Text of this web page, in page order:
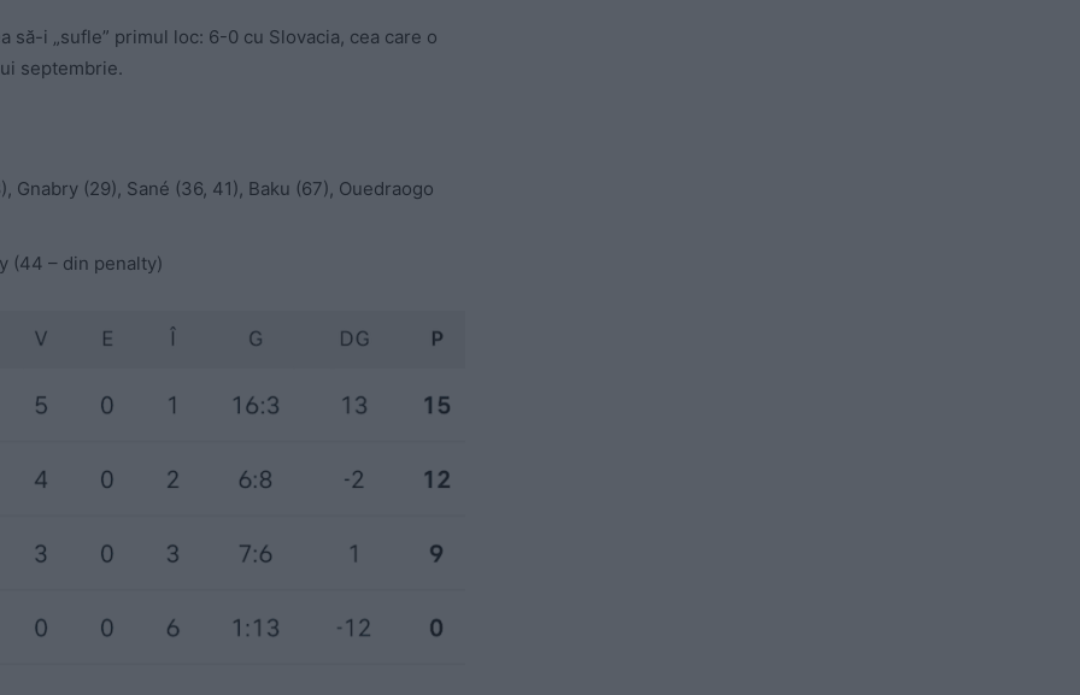
i „sufle” primul loc: 6-0 cu Slovacia, cea care o
septembrie.
Gnabry (29), Sané (36, 41), Baku (67), Ouedraogo
(44 – din penalty)